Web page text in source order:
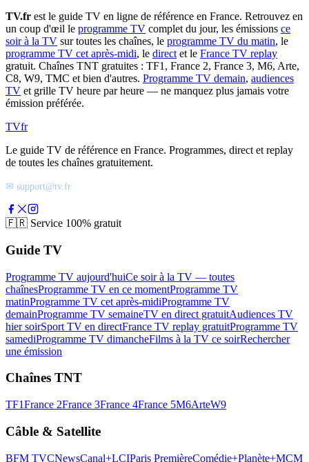
TV.fr est le guide TV en ligne de référence en France. Retrouvez en
un coup d'œil le programme TV complet du jour, les émissions ce
soir à la TV sur toutes les chaînes, le programme TV du matin, le
programme TV cet après-midi, le direct et le France TV replay
gratuit. Chaînes TNT gratuites : TF1, France 2, France 3, M6, Arte,
C8, W9, TMC et bien d'autres. Programme TV demain, audiences
TV et grille TV heure par heure — ne manquez plus jamais votre
émission préférée.
TVfr
Le guide TV de référence en France. Programmes, direct et replay
de toutes les chaînes gratuitement.
✉ support@tv.fr
🇫🇷 Service 100% gratuit
Guide TV
Programme TV aujourd'huiCe soir à la TV — toutes
chaînesProgramme TV en ce momentProgramme TV
matinProgramme TV cet après-midiProgramme TV
demainProgramme TV semaineTV en direct gratuitAudiences TV
hier soirSport TV en directFrance TV replay gratuitProgramme TV
samediProgramme TV dimancheFilms à la TV ce soirRechercher
une émission
Chaînes TNT
TF1France 2France 3France 4France 5M6ArteW9
Câble & Satellite
BFM TVCNewsCanal+LCIParis PremièreComédie+Planète+MCM